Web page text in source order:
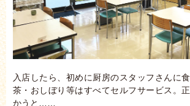
入店したら、初めに厨房のスタッフさんに
茶・おしぼり等はすべてセルフサービス。
かうと……